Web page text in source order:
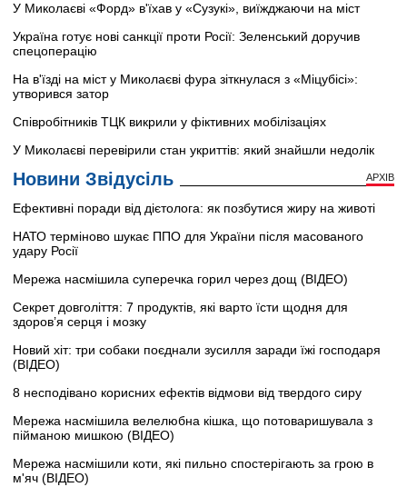
У Миколаєві «Форд» в'їхав у «Сузукі», виїжджаючи на міст
Україна готує нові санкції проти Росії: Зеленський доручив
спецоперацію
На в'їзді на міст у Миколаєві фура зіткнулася з «Міцубісі»:
утворився затор
Співробітників ТЦК викрили у фіктивних мобілізаціях
У Миколаєві перевірили стан укриттів: який знайшли недолік
Новини Звідусіль АРХІВ
Ефективні поради від дієтолога: як позбутися жиру на животі
НАТО терміново шукає ППО для України після масованого
удару Росії
Мережа насмішила суперечка горил через дощ (ВІДЕО)
Секрет довголіття: 7 продуктів, які варто їсти щодня для
здоров’я серця і мозку
Новий хіт: три собаки поєднали зусилля заради їжі господаря
(ВІДЕО)
8 несподівано корисних ефектів відмови від твердого сиру
Мережа насмішила велелюбна кішка, що потоваришувала з
пійманою мишкою (ВІДЕО)
Мережа насмішили коти, які пильно спостерігають за грою в
м'яч (ВІДЕО)